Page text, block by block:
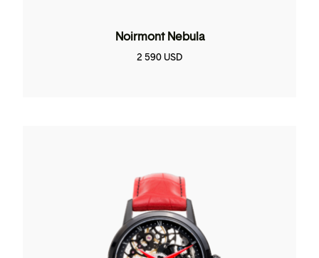
Noirmont Nebula
2 590 USD